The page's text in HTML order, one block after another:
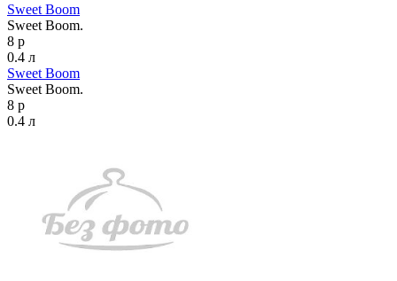
Sweet Boom
Sweet Boom.
8 р
0.4 л
Sweet Boom
Sweet Boom.
8 р
0.4 л